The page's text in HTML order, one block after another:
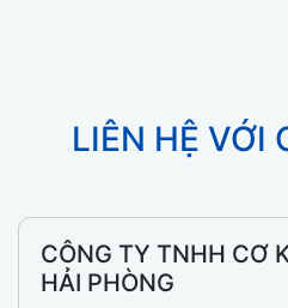
LIÊN HỆ VỚI
CÔNG TY TNHH CƠ
HẢI PHÒNG